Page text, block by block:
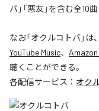
バ」「悪友」を含む全10
なお「オクルコトバ」は、
YouTube Music、
聴くことができる。
各配信サービス： オク